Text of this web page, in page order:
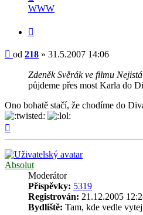
uživatele
218
WWW
Příspěvek
od 218 » 31.5.2007 14:06
Zdeněk Svěrák ve filmu
půjdeme přes most Karla do
Ono bohatě stačí, že chodíme do
Absolut
Moderátor
Příspěvky: 5319
Registrován: 21.12.2005
Bydliště: Tam, kde vedle